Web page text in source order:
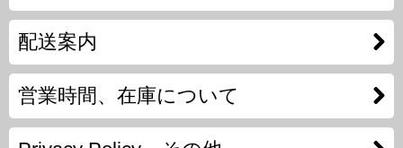
配送案内
営業時間、在庫について